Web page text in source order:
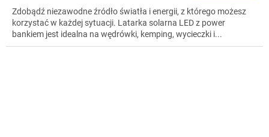
Zdobądź niezawodne źródło światła i energii, z którego możesz
korzystać w każdej sytuacji. Latarka solarna LED z power
bankiem jest idealna na wędrówki, kemping, wycieczki i...